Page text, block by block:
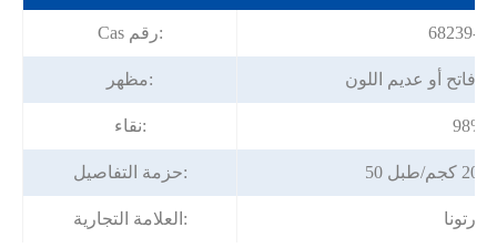
Cas رقم: 68239-
مظهر: فاتح أو عديم اللون
نقاء: 98%
حزمة التفاصيل:
العلامة التجارية: فورتونا